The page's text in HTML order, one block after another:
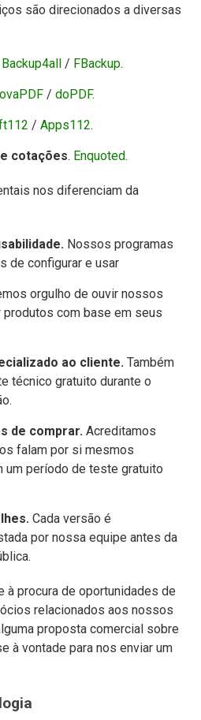
são direcionados a diversas
Backup4all / FBackup.
/ doPDF.
/ Apps112.
cotações. Enquoted.
nos diferenciam da
Nossos programas
de configurar e usar
orgulho de ouvir nossos
com base em seus
ao cliente. Também
técnico gratuito durante o
de comprar. Acreditamos
falam por si mesmos
um período de teste gratuito
Cada versão é
por nossa equipe antes da
à procura de oportunidades de
relacionados aos nossos
proposta comercial sobre
à vontade para nos enviar um